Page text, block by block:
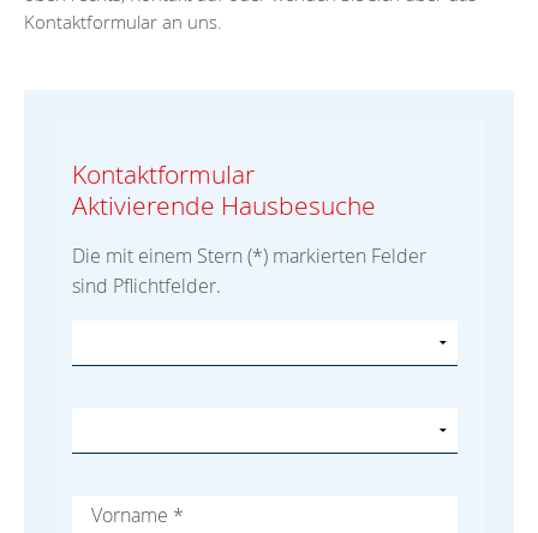
Kontaktformular an uns.
Kontaktformular
Aktivierende Hausbesuche
Die mit einem Stern (*) markierten Felder
sind Pflichtfelder.
Vorname *